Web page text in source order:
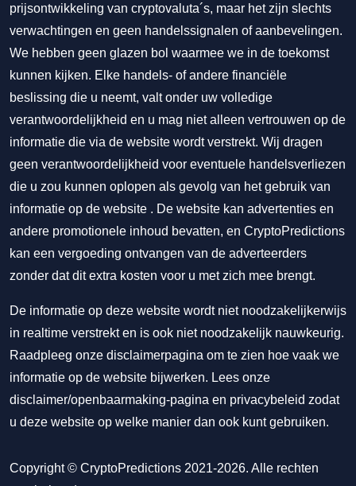
prijsontwikkeling van cryptovaluta´s, maar het zijn slechts
verwachtingen en geen handelssignalen of aanbevelingen.
We hebben geen glazen bol waarmee we in de toekomst
kunnen kijken. Elke handels- of andere financiële
beslissing die u neemt, valt onder uw volledige
verantwoordelijkheid en u mag niet alleen vertrouwen op de
informatie die via de website wordt verstrekt. Wij dragen
geen verantwoordelijkheid voor eventuele handelsverliezen
die u zou kunnen oplopen als gevolg van het gebruik van
informatie op de website . De website kan advertenties en
andere promotionele inhoud bevatten, en CryptoPredictions
kan een vergoeding ontvangen van de adverteerders
zonder dat dit extra kosten voor u met zich mee brengt.
De informatie op deze website wordt niet noodzakelijkerwijs
in realtime verstrekt en is ook niet noodzakelijk nauwkeurig.
Raadpleeg onze disclaimerpagina om te zien hoe vaak we
informatie op de website bijwerken. Lees onze
disclaimer/openbaarmaking-pagina en privacybeleid zodat
u deze website op welke manier dan ook kunt gebruiken.
Copyright © CryptoPredictions 2021-2026. Alle rechten